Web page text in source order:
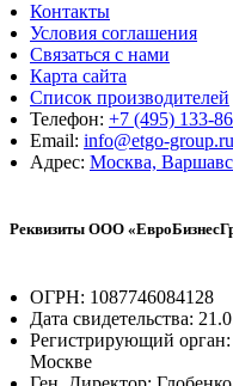
Контакты
Условия соглашения
Связаться с нами
Карта сайта
Список производителей
Телефон: +7 (495) 133-
Email: info@etgo-group.ru
Адрес: Москва,
Реквизиты ООО
ОГРН: 1087746084128
Дата свидетельства:
Регистрирующий
Москве